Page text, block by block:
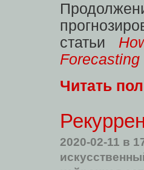
статьи
Читать
2020-02-11 в